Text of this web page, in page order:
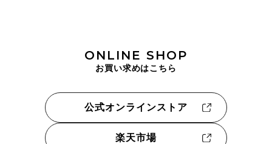
ONLINE SHOP
お買い求めはこちら
公式オンラインストア
楽天市場